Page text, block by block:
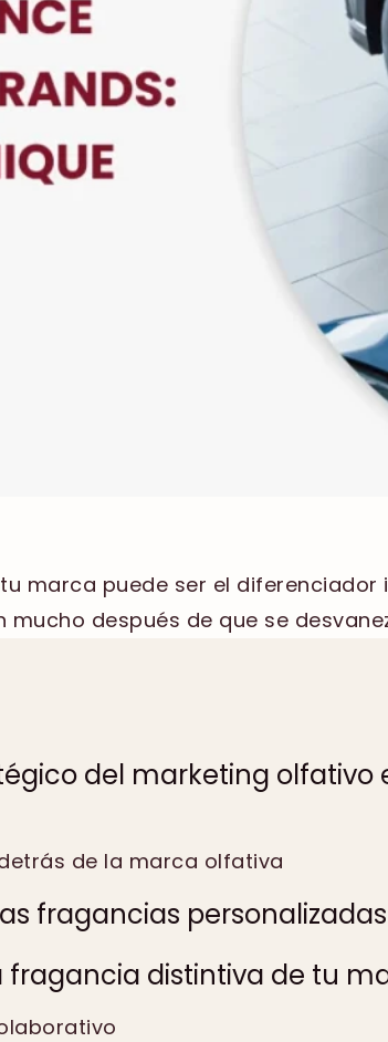
marca puede ser el diferenciador
después de que se
del marketing olfativo
de la marca olfativa
fragancias personalizadas
fragancia distintiva de tu